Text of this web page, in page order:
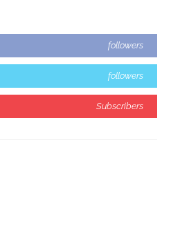
followers
followers
Subscribers